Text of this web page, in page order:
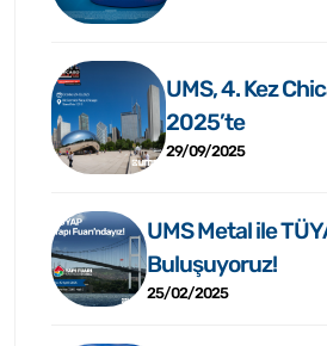
UMS, 4. Kez
2025’te
29/09/2025
UMS Metal ile
Buluşuyoruz!
25/02/2025